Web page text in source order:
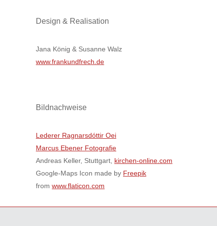
Design & Realisation
Jana König & Susanne Walz
www.frankundfrech.de
Bildnachweise
Lederer Ragnarsdóttir Oei
Marcus Ebener Fotografie
Andreas Keller, Stuttgart, kirchen-online.com
Google-Maps Icon made by Freepik
from www.flaticon.com